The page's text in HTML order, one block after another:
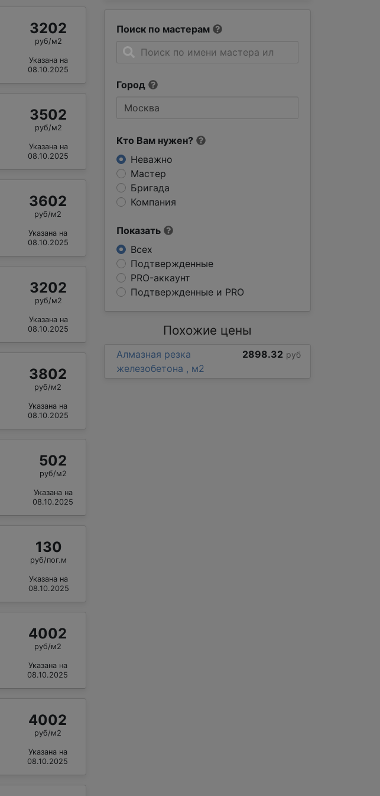
Поиск по мастерам
Город
Кто Вам нужен?
Неважно
Мастер
Бригада
Компания
Показать
Всех
Подтвержденные
PRO-аккаунт
Подтвержденные и PRO
3202
руб/м2
Указана на
08.10.2025
3502
руб/м2
Указана на
08.10.2025
3602
руб/м2
Указана на
08.10.2025
3202
руб/м2
Указана на
08.10.2025
3802
руб/м2
Указана на
08.10.2025
502
руб/м2
Указана на
08.10.2025
130
руб/пог.м
Указана на
08.10.2025
4002
руб/м2
Указана на
08.10.2025
4002
руб/м2
Указана на
08.10.2025
Похожие цены
Алмазная резка
железобетона , м2
2898.32 руб